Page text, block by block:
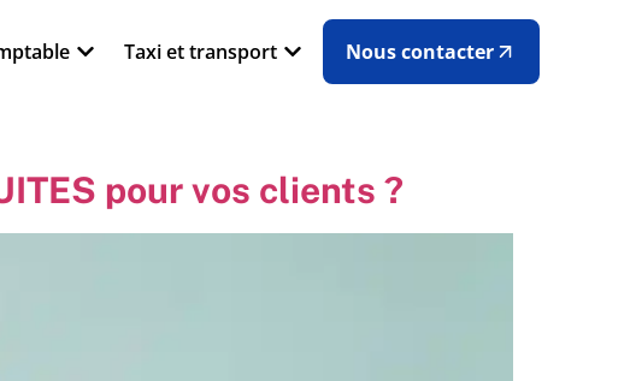
Taxi et transport Nous contacter
pour vos clients ?